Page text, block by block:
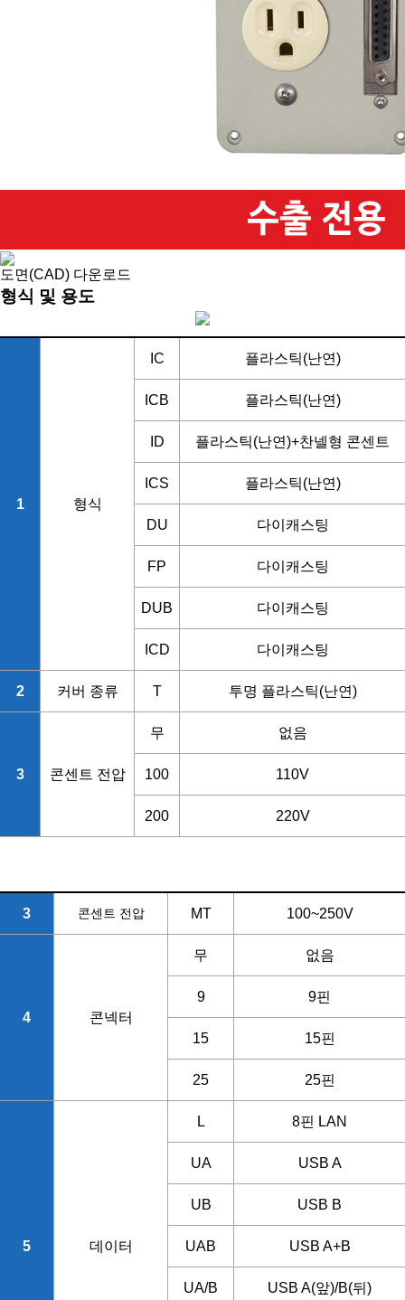
도면(CAD) 다운로드
형식 및 용도
1 형식
IC 플라스틱(난연)
ICB 플라스틱(난연)
ID 플라스틱(난연)+찬넬형 콘센트
ICS 플라스틱(난연)
DU 다이캐스팅
FP 다이캐스팅
DUB 다이캐스팅
ICD 다이캐스팅
2 커버 종류 T 투명 플라스틱(난연)
3 콘센트 전압
무 없음
100 110V
200 220V
3 콘센트 전압 MT 100~250V
4 콘넥터
무 없음
9 9핀
15 15핀
25 25핀
5 데이터
L 8핀 LAN
UA USB A
UB USB B
UAB USB A+B
UA/B USB A(앞)/B(뒤)